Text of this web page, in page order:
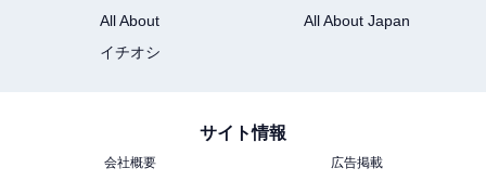
All About
All About Japan
イチオシ
サイト情報
会社概要
広告掲載